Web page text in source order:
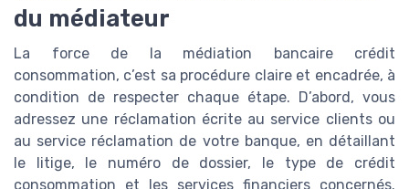
du médiateur
La force de la médiation bancaire crédit
consommation, c’est sa procédure claire et encadrée, à
condition de respecter chaque étape. D’abord, vous
adressez une réclamation écrite au service clients ou
au service réclamation de votre banque, en détaillant
le litige, le numéro de dossier, le type de crédit
consommation et les services financiers concernés.